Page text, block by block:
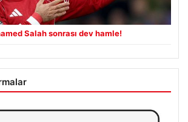
Salah sonrası dev hamle!